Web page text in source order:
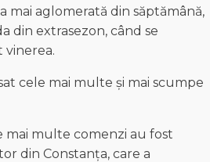
mai aglomerată din săptămână,
din extrasezon, când se
vinerea.
cele mai multe și mai scumpe
mai multe comenzi au fost
din Constanța, care a